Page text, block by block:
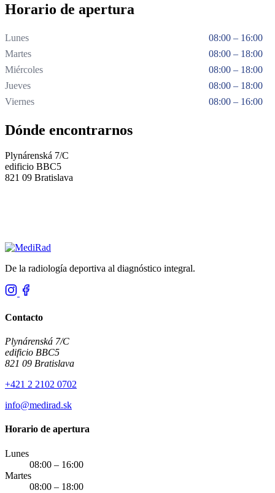
Horario de apertura
Lunes
08:00 – 16:00
Martes
08:00 – 18:00
Miércoles
08:00 – 18:00
Jueves
08:00 – 18:00
Viernes
08:00 – 16:00
Dónde encontrarnos
Plynárenská 7/C
edificio BBC5
821 09 Bratislava
De la radiología deportiva al diagnóstico integral.
Contacto
Plynárenská 7/C
edificio BBC5
821 09 Bratislava
+421 2 2102 0702
info@medirad.sk
Horario de apertura
Lunes
08:00 – 16:00
Martes
08:00 – 18:00